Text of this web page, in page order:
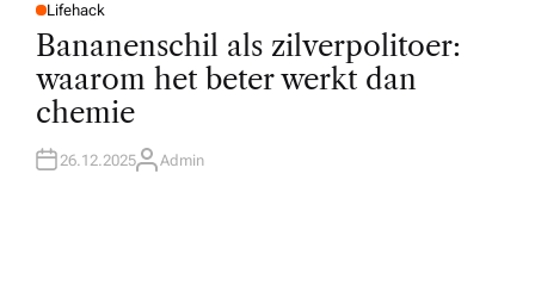
P
O
E
D
I
N
Lifehack
Bananenschil als zilverpolitoer:
waarom het beter werkt dan
chemie
26.12.2025A
Admin